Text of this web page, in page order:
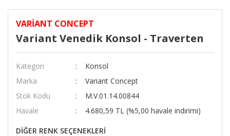
VARIANT CONCEPT
Variant Venedik Konsol - Traverten
Kategori
Konsol
Marka
Variant Concept
Stok Kodu
M.V.01.14.00844
Havale
4.680,59 TL (%5,00 havale indirimi)
DİĞER RENK SEÇENEKLERİ